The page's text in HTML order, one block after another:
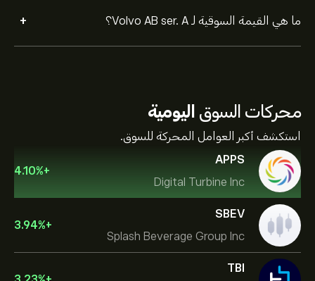
ما هي القيمة السوقية لـ Volvo AB ser. A؟ +
محركات السوق اليومية
استكشف أكبر العوامل المحركة للسوق.
APPS
Digital Turbine Inc
+
4.10%
SBEV
Splash Beverage Group Inc
+
3.94%
TBI